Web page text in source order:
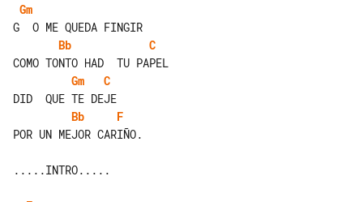
Gm
Bb
C
Gm
C
Bb
F
POR UN MEJOR CARIÑO.
.....INTRO.....